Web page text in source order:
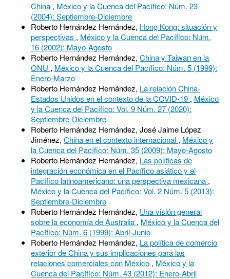
China , México y la Cuenca del Pacífico: Núm. 23
(2004): Septiembre-Diciembre
Roberto Hernández Hernández, Hong Kong: situación y
perspectivas , México y la Cuenca del Pacífico: Núm.
16 (2002): Mayo-Agosto
Roberto Hernández Hernández, China y Taiwan en la
ONU , México y la Cuenca del Pacífico: Núm. 5 (1999):
Enero-Marzo
Roberto Hernández Hernández, La relación China-
Estados Unidos en el contexto de la COVID-19 , México
y la Cuenca del Pacífico: Vol. 9 Núm. 27 (2020):
Septiembre-Diciembre
Roberto Hernández Hernández, José Jaime López
Jiménez, China en el contexto internacional , México y
la Cuenca del Pacífico: Núm. 35 (2009): Mayo-Agosto
Roberto Hernández Hernández, Las políticas de
integración económica en el Pacífico asiático y el
Pacífico latinoamericano: una perspectiva mexicana ,
México y la Cuenca del Pacífico: Vol. 2 Núm. 5 (2013):
Septiembre-Diciembre
Roberto Hernández Hernández, Una visión general
sobre la economía de Australia , México y la Cuenca del
Pacífico: Núm. 6 (1999): Abril-Junio
Roberto Hernández Hernández, La política de comercio
exterior de China y sus implicaciones para las
relaciones comerciales con México , México y la
Cuenca del Pacífico: Núm. 43 (2012): Enero-Abril